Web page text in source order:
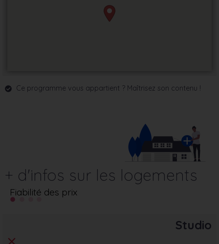
Ce programme vous appartient ? Maîtrisez son contenu !
+ d'infos sur les logements
Fiabilité des prix
Studio